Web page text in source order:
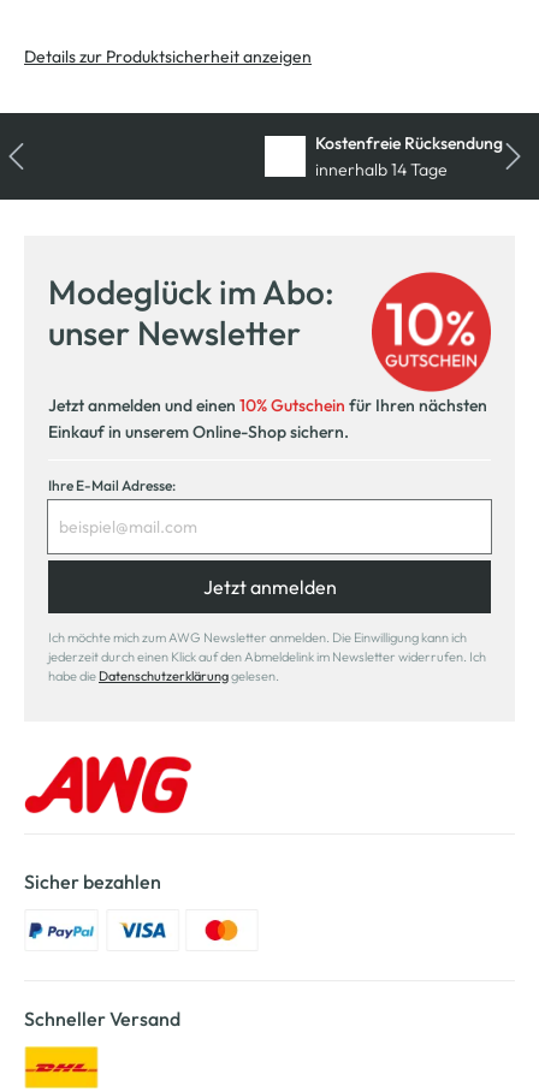
Details zur Produktsicherheit anzeigen
Kostenfreie Rücksendung
innerhalb 14 Tage
Modeglück im Abo:
unser Newsletter
Jetzt anmelden und einen 10% Gutschein für Ihren nächsten
Einkauf in unserem Online-Shop sichern.
Ihre E-Mail Adresse:
Jetzt anmelden
Ich möchte mich zum AWG Newsletter anmelden. Die Einwilligung kann ich
jederzeit durch einen Klick auf den Abmeldelink im Newsletter widerrufen. Ich
habe die Datenschutzerklärunggelesen.
Sicher bezahlen
Schneller Versand